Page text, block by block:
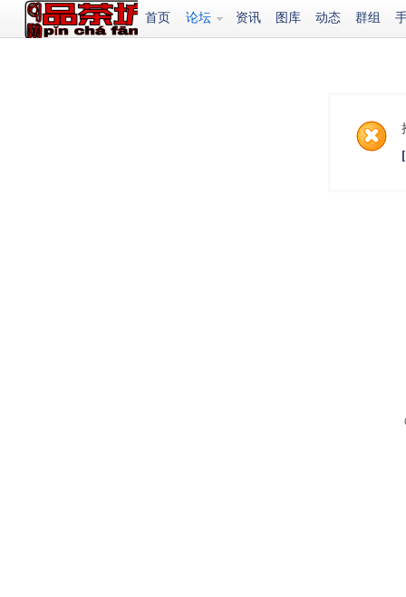
首页 论坛 资讯 图库 动态 群组